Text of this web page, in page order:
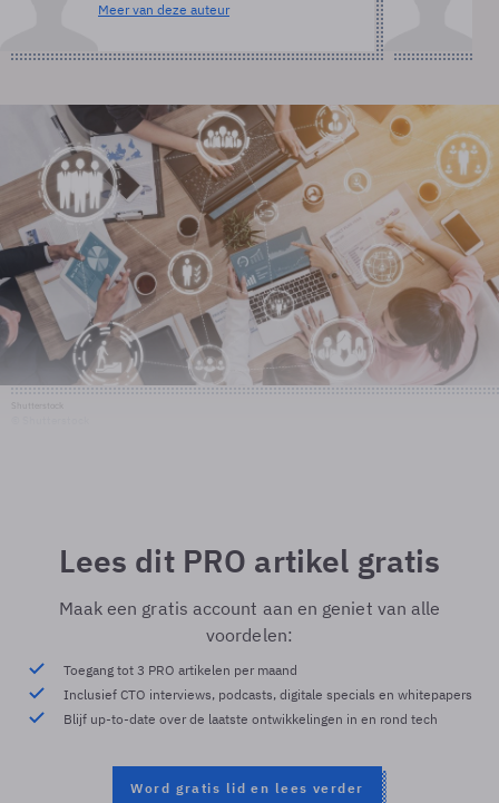
Meer van deze auteur
Lees dit PRO artikel gratis
Maak een gratis account aan en geniet van alle
voordelen:
Toegang tot 3 PRO artikelen per maand
Inclusief CTO interviews, podcasts, digitale specials en whitepapers
Blijf up-to-date over de laatste ontwikkelingen in en rond tech
Word gratis lid en lees verder